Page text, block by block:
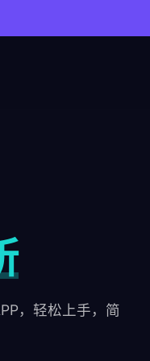
，轻松上手，简